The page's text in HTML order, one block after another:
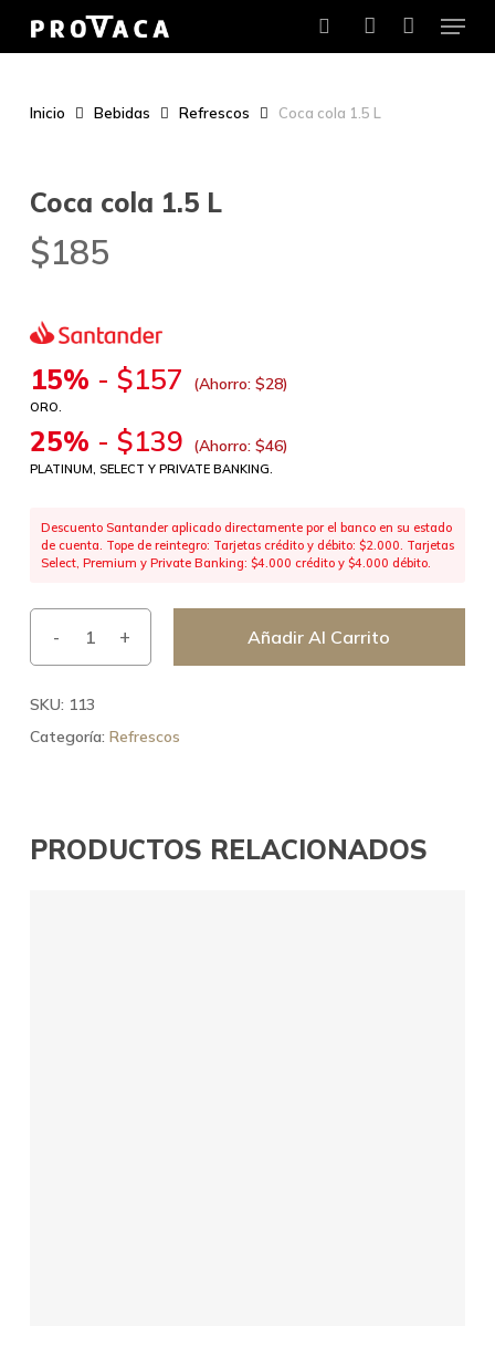
searchaccount
Menu
Inicio Bebidas Refrescos Coca cola 1.5 L
Coca cola 1.5 L
$185
15% - $157 (Ahorro: $28)
ORO.
25% - $139 (Ahorro: $46)
PLATINUM, SELECT Y PRIVATE BANKING.
Descuento Santander aplicado directamente por el banco en su estado
de cuenta. Tope de reintegro: Tarjetas crédito y débito: $2.000. Tarjetas
Select, Premium y Private Banking: $4.000 crédito y $4.000 débito.
Añadir Al Carrito
SKU: 113
Categoría: Refrescos
PRODUCTOS RELACIONADOS